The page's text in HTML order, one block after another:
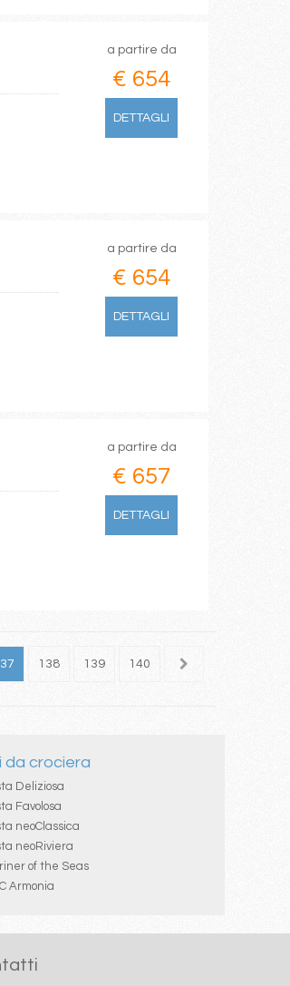
a partire da
€ 654
DETTAGLI
a partire da
€ 654
DETTAGLI
a partire da
€ 657
DETTAGLI
138 139 140 141
da crociera
Deliziosa
Favolosa
neoClassica
neoRiviera
of the Seas
Armonia